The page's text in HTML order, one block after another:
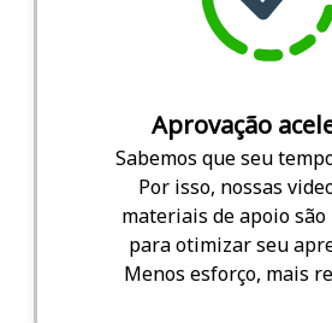
Aprovação
Sabemos que seu
Por isso, nossas
materiais de apoio são
para otimizar seu
Menos esforço, mais